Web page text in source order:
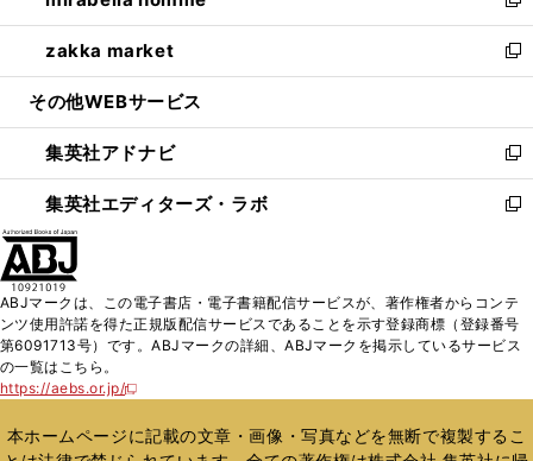
開
く
ウ
で
開
ン
ド
ウ
開
く
ウ
ィ
ン
ウ
で
開
く
新
し
い
ウ
ン
ド
ウ
で
zakka market
新
し
ウ
ィ
ン
ド
く
その他WEBサービス
集英社アドナビ
新
し
い
ド
ウ
で
集英社エディターズ・ラボ
新
ィ
ン
ド
開
ABJマークは、この電子書店・電子書籍配信サービスが、著作権者からコンテ
ンツ使用許諾を得た正規版配信サービスであることを示す登録商標（登録番号
第6091713号）です。ABJマークの詳細、ABJマークを掲示しているサービス
の一覧はこちら。
https://aebs.or.jp/
新
い
ウ
本ホームページに記載の文章・画像・写真などを無断で複製するこ